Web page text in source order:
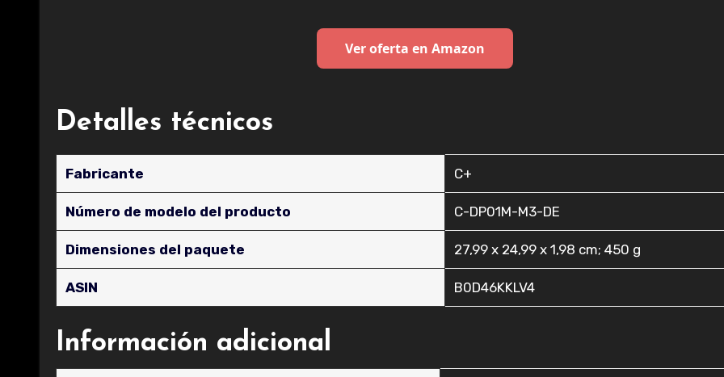
Ver oferta en Amazon
Detalles técnicos
Fabricante ‎C+
Número de modelo del producto ‎C-DP01M-M3-DE
Dimensiones del paquete ‎27,99 x 24,99 x 1,98 cm; 450 g
ASIN ‎B0D46KKLV4
Información adicional